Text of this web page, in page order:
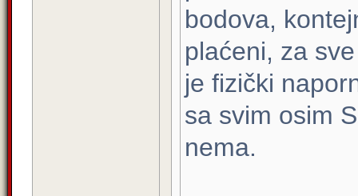
bodova,
plaćeni, za
je fizički
sa svim osim
nema.